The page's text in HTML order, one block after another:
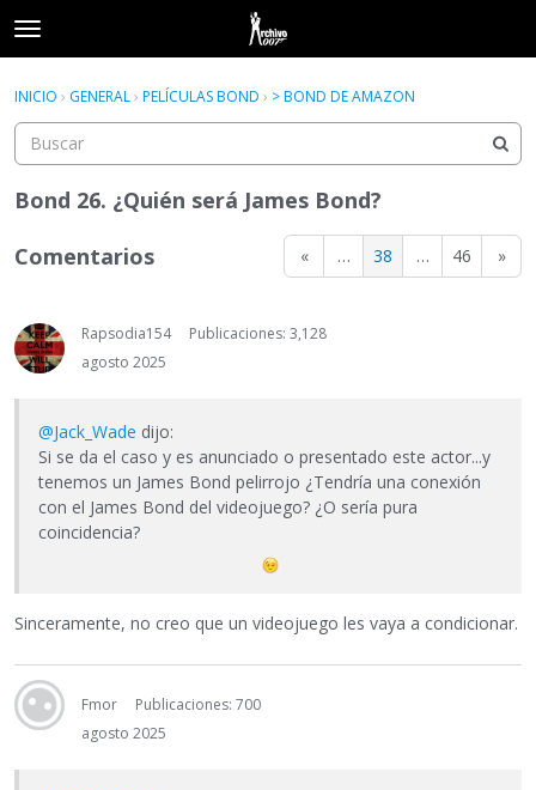
t
o
g
e
m
e
u
Acceder Registrarse
Acceder Registrarse
INICIO › GENERAL› PELÍCULAS BOND › > BOND DE AMAZON
Bond 26. ¿Quién será James Bond?
« … 38 … 46 »
Comentarios
Rapsodia154
Publicaciones: 3,128
agosto 2025
@Jack_Wade dijo:
Si se da el caso y es anunciado o presentado este actor...y
tenemos un James Bond pelirrojo ¿Tendría una conexión
con el James Bond del videojuego? ¿O sería pura
coincidencia?
Sinceramente, no creo que un videojuego les vaya a condicionar.
Fmor
Publicaciones: 700
agosto 2025